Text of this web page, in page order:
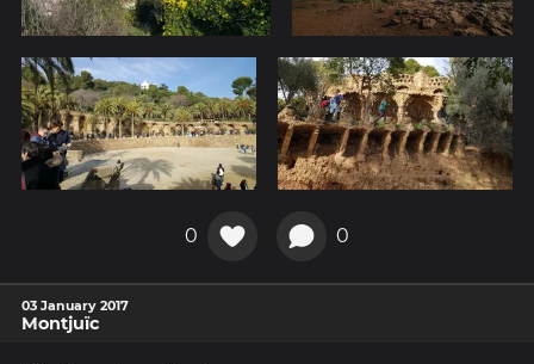
0 0
03 January 2017
Montjuïc